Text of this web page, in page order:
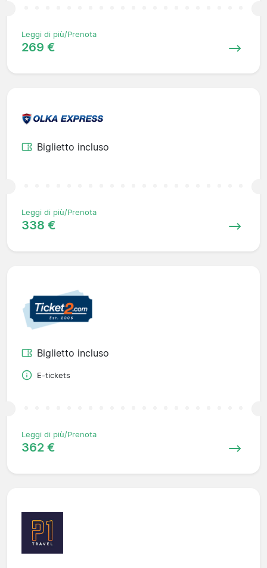
Leggi di più/Prenota
269 €
Biglietto incluso
Leggi di più/Prenota
338 €
Biglietto incluso
E-tickets
Leggi di più/Prenota
362 €